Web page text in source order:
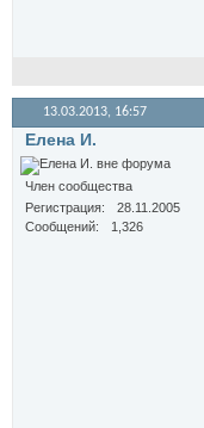
13.03.2013, 16:57
Елена И.
Член сообщества
Регистрация
28.11.2005
Сообщений
1,326